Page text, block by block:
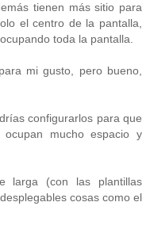
tienen más sitio para
el centro de la pantalla,
toda la pantalla.
mi gusto, pero bueno,
configurarlos para que
mucho espacio y
larga (con las plantillas
cosas como el